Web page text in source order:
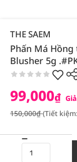
THE SAEM
Phấn Má Hồng
Blusher 5g
99,000₫
150,000₫(Tiết